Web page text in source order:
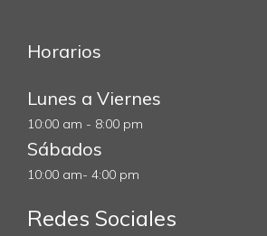
Horarios
Lunes a Viernes
10:00 am - 8:00 pm
Sábados
10:00 am- 4:00 pm
Redes Sociales